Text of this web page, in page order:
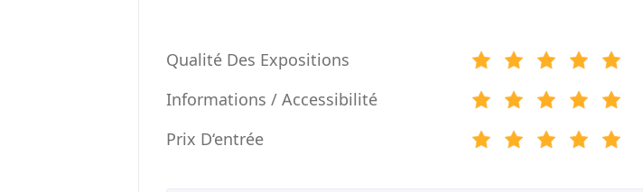
Qualité Des Expositions
Informations / Accessibilité
Prix D‘entrée